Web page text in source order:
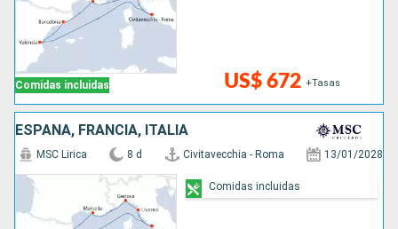
Comidas incluidas US$ 672 +Tasas
ESPAÑA, FRANCIA, ITALIA
MSC Lirica 8 d Civitavecchia - Roma 13/01/2028
Comidas incluidas